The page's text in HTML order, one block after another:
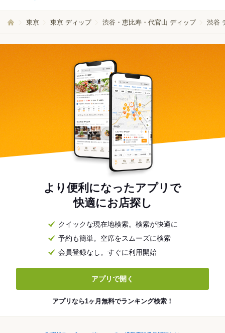
東京 東京 ディップ 渋谷・恵比寿・代官山 ディップ 渋谷
より便利になったアプリで
快適にお店探し
クイックな現在地検索。検索が快適に
予約も簡単。空席をスムーズに検索
会員登録なし。すぐに利用開始
アプリで開く
アプリなら1ヶ月無料でランキング検索！